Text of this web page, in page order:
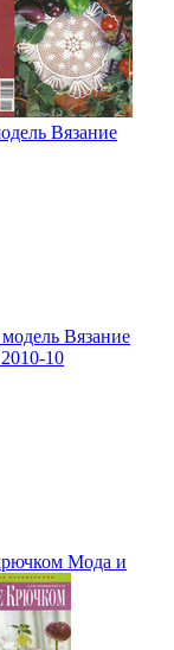
Вязание
Вязание
10
Мода и